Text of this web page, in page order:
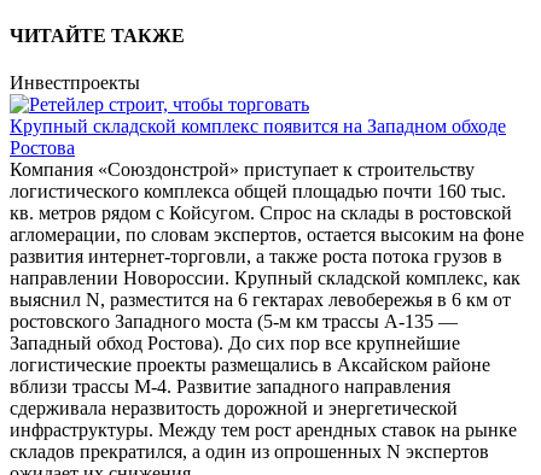
ЧИТАЙТЕ ТАКЖЕ
Инвестпроекты
Крупный складской комплекс появится на Западном обходе
Ростова
Компания «Союздонстрой» приступает к строительству
логистического комплекса общей площадью почти 160 тыс.
кв. метров рядом с Койсугом. Спрос на склады в ростовской
агломерации, по словам экспертов, остается высоким на фоне
развития интернет-торговли, а также роста потока грузов в
направлении Новороссии. Крупный складской комплекс, как
выяснил N, разместится на 6 гектарах левобережья в 6 км от
ростовского Западного моста (5-м км трассы А-135 ―
Западный обход Ростова). До сих пор все крупнейшие
логистические проекты размещались в Аксайском районе
вблизи трассы М-4. Развитие западного направления
сдерживала неразвитость дорожной и энергетической
инфраструктуры. Между тем рост арендных ставок на рынке
складов прекратился, а один из опрошенных N экспертов